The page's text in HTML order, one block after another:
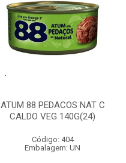
ATUM 88 PEDACOS NAT C
CALDO VEG 140G(24)
Código: 404
Embalagem: UN